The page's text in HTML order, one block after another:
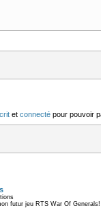
et connectépour pouvoir
futur jeu RTS War Of Generals!